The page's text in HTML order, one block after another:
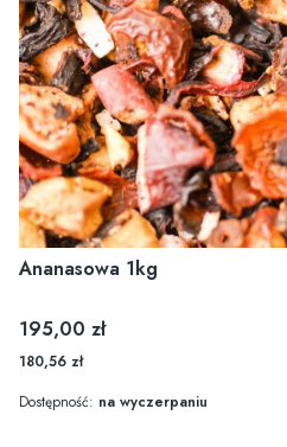
Ananasowa 1kg
Cena
195,00 zł
180,56 zł
Dostępność: na wyczerpaniu